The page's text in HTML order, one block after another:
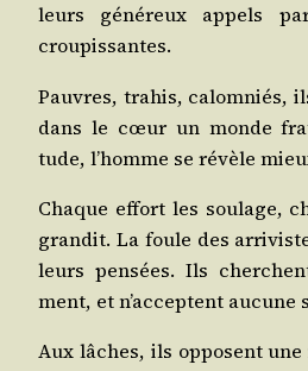
leurs géné­reux appels
croupissantes.
Pauvres, tra­his, calom­niés,
dans le cœur un monde
tude, l’homme se révèle
Chaque effort les sou­lage,
gran­dit. La foule des
leurs pen­sées. Ils
ment, et n’ac­ceptent aucune
Aux lâches, ils opposent